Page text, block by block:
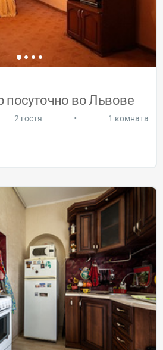
посуточно во Львове
2 гостя • 1 комната